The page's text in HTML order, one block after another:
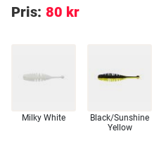
Pris: 80 kr
Milky White
Black/Sunshine
Yellow